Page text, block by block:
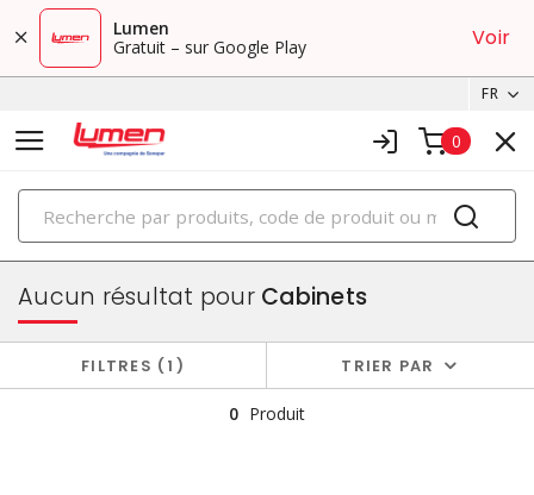
Lumen
Gratuit – sur Google Play
Voir
FR
0
PRODUITS
boîtiers et cabinets
Aucun résultat pourCabinets
FILTRES 1 TRIER PAR
0 Produit